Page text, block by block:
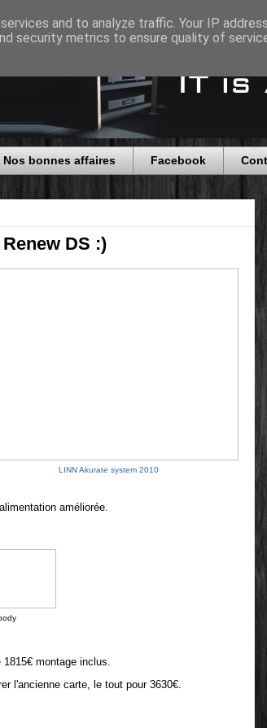
Nos bonnes affaires Facebook
DS :)
LINN Akurate system 2010
améliorée.
montage inclus.
l'ancienne carte, le tout pour 3630€.
and to analyze traffic. Your IP
security metrics to ensure quality of